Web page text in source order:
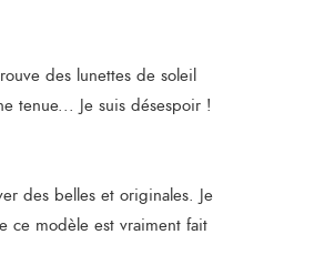
des lunettes de soleil
tenue... Je suis désespoir !
des belles et originales. Je
ce modèle est vraiment fait